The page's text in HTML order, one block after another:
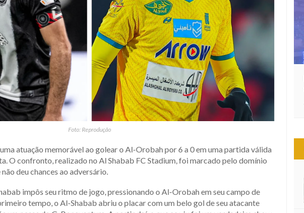
Foto: Reprodução
atuação memorável ao golear o Al-Orobah por 6 a 0 em uma partida válida
O confronto, realizado no Al Shabab FC Stadium, foi marcado pelo domínio
deu chances ao adversário.
impôs seu ritmo de jogo, pressionando o Al-Orobah em seu campo de
tempo, o Al-Shabab abriu o placar com um belo gol de seu atacante